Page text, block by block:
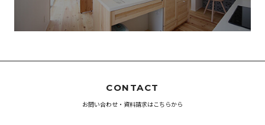
CONTACT
お問い合わせ・資料請求はこちらから